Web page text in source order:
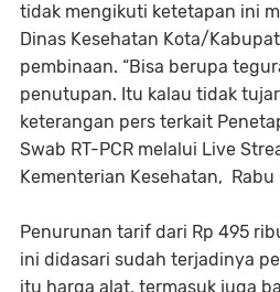
tidak mengikuti ketetapan ini
Dinas Kesehatan Kota/
pembinaan. “Bisa berupa
penutupan. Itu kalau tidak
keterangan pers terkait
Swab RT-PCR melalui Live
Kementerian Kesehatan, Rabu
Penurunan tarif dari Rp 495
ini didasari sudah terjadinya
itu harga alat, termasuk juga